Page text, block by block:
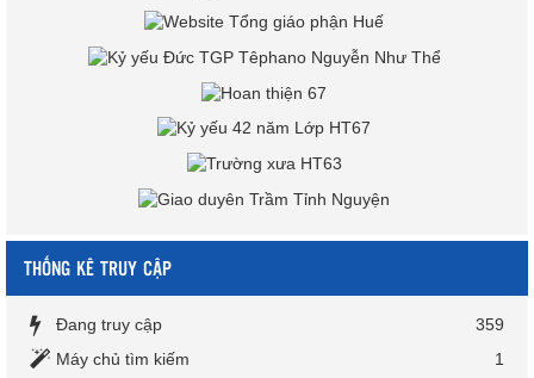
THỐNG KÊ TRUY CẬP
Đang truy cập
359
Máy chủ tìm kiếm
1